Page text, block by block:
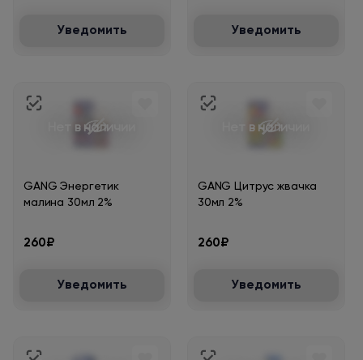
Уведомить Уведомить
Нет в наличии
GANG Энергетик
малина 30мл 2%
260₽
Уведомить
Нет в наличии
GANG Цитрус жвачка
30мл 2%
260₽
Уведомить